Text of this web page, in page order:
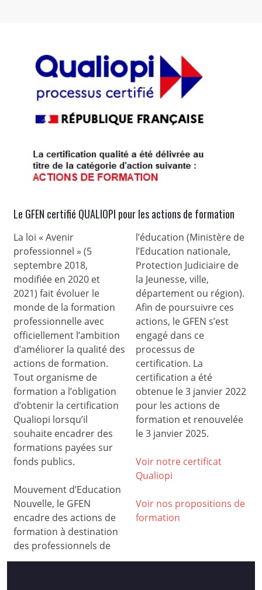
Le GFEN certifié QUALIOPI pour les actions de formation
La loi « Avenir
professionnel » (5
septembre 2018,
modifiée en 2020 et
2021) fait évoluer le
monde de la formation
professionnelle avec
officiellement l’ambition
d’améliorer la qualité des
actions de formation.
Tout organisme de
formation a l’obligation
d’obtenir la certification
Qualiopi lorsqu’il
souhaite encadrer des
formations payées sur
fonds publics.
Mouvement d’Education
Nouvelle, le GFEN
encadre des actions de
formation à destination
des professionnels de
l’éducation (Ministère de
l’Education nationale,
Protection Judiciaire de
la Jeunesse, ville,
département ou région).
Afin de poursuivre ces
actions, le GFEN s’est
engagé dans ce
processus de
certification. La
certification a été
obtenue le 3 janvier 2022
pour les actions de
formation et renouvelée
le 3 janvier 2025.
Voir notre certificat
Qualiopi
Voir nos propositions de
formation